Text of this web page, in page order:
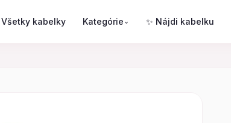
Všetky kabelky Kategórie ⌄ ✨ Nájdi kabelku